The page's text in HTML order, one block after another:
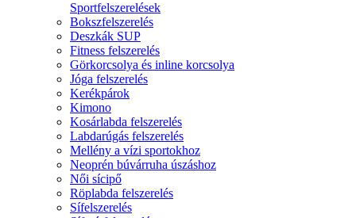
Sportfelszerelések
Bokszfelszerelés
Deszkák SUP
Fitness felszerelés
Görkorcsolya és inline korcsolya
Jóga felszerelés
Kerékpárok
Kimono
Kosárlabda felszerelés
Labdarúgás felszerelés
Mellény a vízi sportokhoz
Neoprén búvárruha úszáshoz
Női sícipő
Röplabda felszerelés
Sífelszerelés